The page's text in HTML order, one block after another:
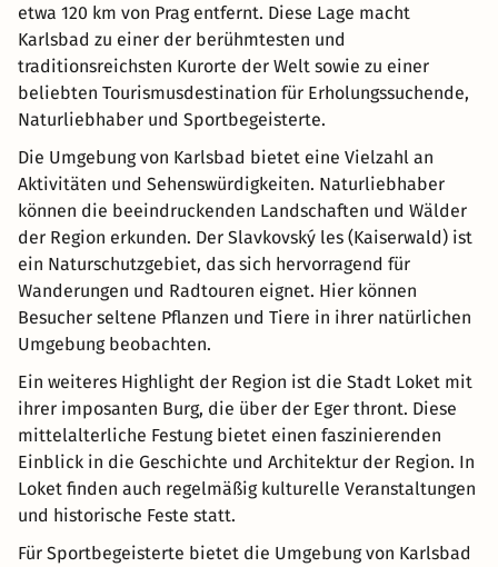
etwa 120 km von Prag entfernt. Diese Lage macht
Karlsbad zu einer der berühmtesten und
traditionsreichsten Kurorte der Welt sowie zu einer
beliebten Tourismusdestination für Erholungssuchende,
Naturliebhaber und Sportbegeisterte.
Die Umgebung von Karlsbad bietet eine Vielzahl an
Aktivitäten und Sehenswürdigkeiten. Naturliebhaber
können die beeindruckenden Landschaften und Wälder
der Region erkunden. Der Slavkovský les (Kaiserwald) ist
ein Naturschutzgebiet, das sich hervorragend für
Wanderungen und Radtouren eignet. Hier können
Besucher seltene Pflanzen und Tiere in ihrer natürlichen
Umgebung beobachten.
Ein weiteres Highlight der Region ist die Stadt Loket mit
ihrer imposanten Burg, die über der Eger thront. Diese
mittelalterliche Festung bietet einen faszinierenden
Einblick in die Geschichte und Architektur der Region. In
Loket finden auch regelmäßig kulturelle Veranstaltungen
und historische Feste statt.
Für Sportbegeisterte bietet die Umgebung von Karlsbad